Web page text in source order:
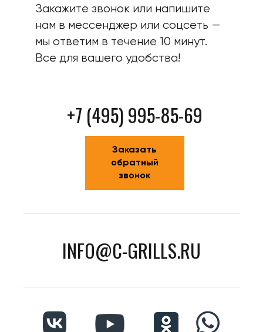
Закажите звонок или напишите
нам в мессенджер или соцсеть —
мы ответим в течение 10 минут.
Все для вашего удобства!
+7 (495) 995-85-69
Заказать
обратный
звонок
INFO@C-GRILLS.RU